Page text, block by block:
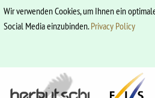
Wir verwenden Cookies, um Ihnen ein
Social Media einzubinden.Privacy Policy